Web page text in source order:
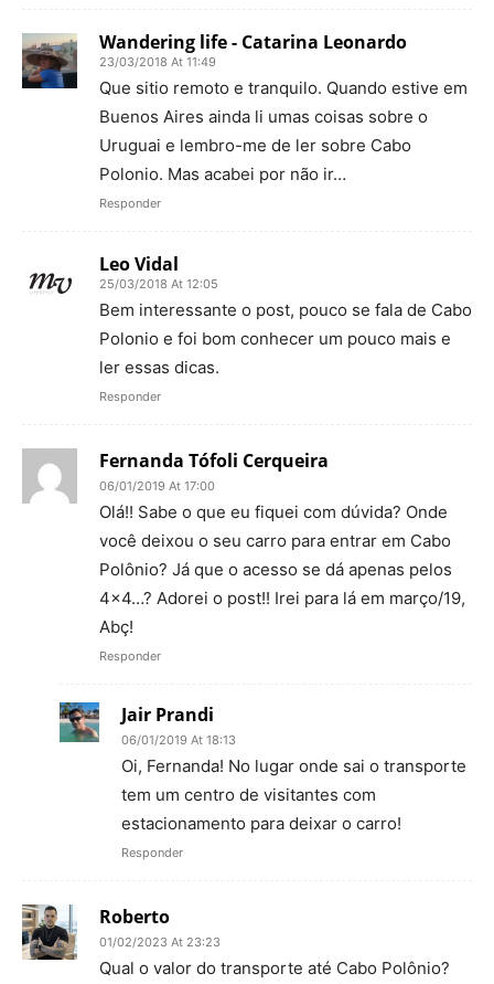
Wandering life - Catarina Leonardo
23/03/2018 At 11:49
Que sitio remoto e tranquilo. Quando estive em
Buenos Aires ainda li umas coisas sobre o
Uruguai e lembro-me de ler sobre Cabo
Polonio. Mas acabei por não ir…
Responder
Leo Vidal
25/03/2018 At 12:05
Bem interessante o post, pouco se fala de Cabo
Polonio e foi bom conhecer um pouco mais e
ler essas dicas.
Responder
Fernanda Tófoli Cerqueira
06/01/2019 At 17:00
Olá!! Sabe o que eu fiquei com dúvida? Onde
você deixou o seu carro para entrar em Cabo
Polônio? Já que o acesso se dá apenas pelos
4×4…? Adorei o post!! Irei para lá em março/19,
Abç!
Responder
Jair Prandi
06/01/2019 At 18:13
Oi, Fernanda! No lugar onde sai o transporte
tem um centro de visitantes com
estacionamento para deixar o carro!
Responder
Roberto
01/02/2023 At 23:23
Qual o valor do transporte até Cabo Polônio?